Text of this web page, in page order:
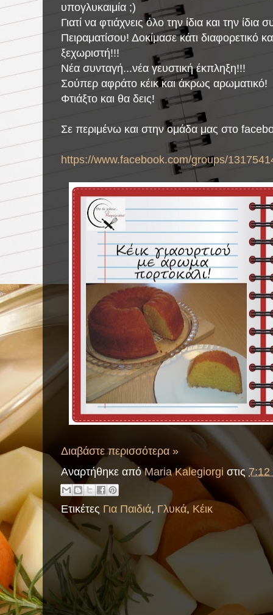
υπογλυκαιμία ;)
Γιατί να φτιάχνεις όλο την ίδια και την ίδια
Πειραματίσου! Δοκίμασε κάτι διαφορετικό
ξεχωριστή!!!
Νέα συνταγή...νέα γευστική έκπληξη!!!
Σούπερ αφράτο κέικ και άκρως αρωματικό!
Φτιάξτο και θα δεις!
Σε περιμένω και στην ομάδα μας στο
https://www.facebook.com/groups/
Διαβάστε περισσότερα »
Αναρτήθηκε απόMaria Kalegiorgi στις
Ετικέτες Για Παιδιά, Γλυκά, Κέικ